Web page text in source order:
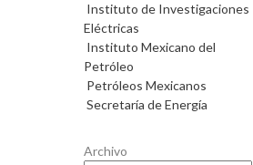
Instituto de Investigaciones
Eléctricas
Instituto Mexicano del
Petróleo
Petróleos Mexicanos
Secretaría de Energía
Archivo